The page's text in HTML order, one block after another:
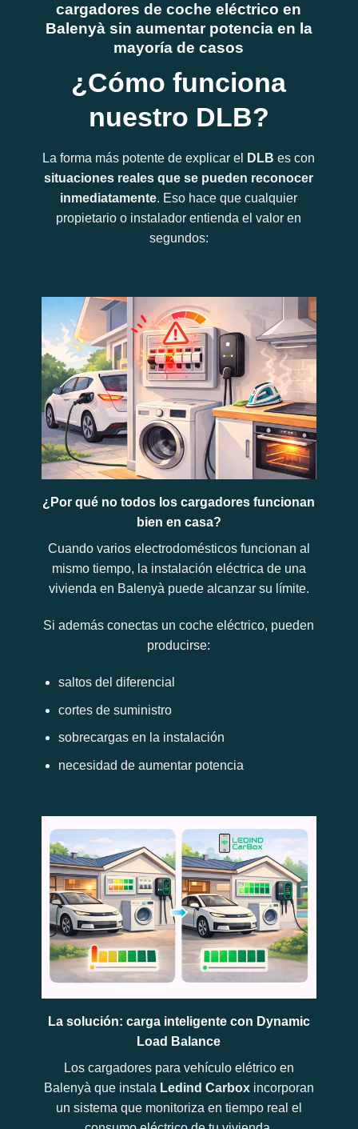
cargadores de coche eléctrico en
Balenyà sin aumentar potencia en la
mayoría de casos
¿Cómo funciona
nuestro DLB?
La forma más potente de explicar el DLB es con
situaciones reales que se pueden reconocer
inmediatamente. Eso hace que cualquier
propietario o instalador entienda el valor en
segundos:
¿Por qué no todos los cargadores funcionan
bien en casa?
Cuando varios electrodomésticos funcionan al
mismo tiempo, la instalación eléctrica de una
vivienda en Balenyà puede alcanzar su límite.
Si además conectas un coche eléctrico, pueden
producirse:
saltos del diferencial
cortes de suministro
sobrecargas en la instalación
necesidad de aumentar potencia
La solución: carga inteligente con Dynamic
Load Balance
Los cargadores para vehículo elétrico en
Balenyà que instala Ledind Carbox incorporan
un sistema que monitoriza en tiempo real el